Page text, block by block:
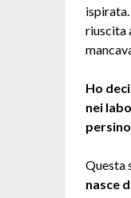
riuscita
Ho
nei
Questa
nasce